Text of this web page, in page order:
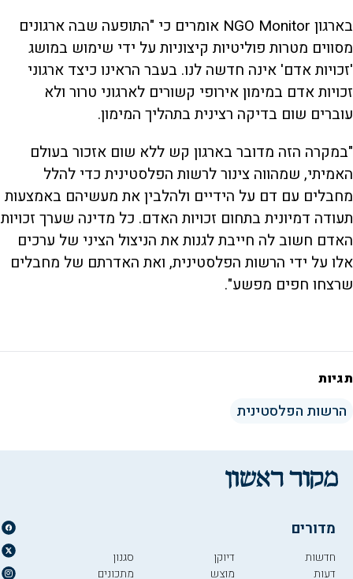
בארגון NGO Monitor אומרים כי "התופעה שבה ארגונים
מסווים מטרות פוליטיות קיצוניות על ידי שימוש במושג
'זכויות אדם' אינה חדשה לנו. בעבר הראינו כיצד ארגוני
זכויות אדם במימון אירופי קשורים לארגוני טרור ולא
עוברים שום בדיקה רצינית בתהליך המימון.
"במקרה הזה מדובר בארגון קש ללא שום אזכור בעולם
האמיתי, שמהווה צינור לרשות הפלסטינית כדי להלל
מחבלים עם דם על הידיים ולהלבין את מעשיהם באמצעות
תעודה דמיונית בתחום זכויות האדם. כל מדינה שערך זכויות
האדם חשוב לה חייבת לגנות את הניצול הציני של ערכים
אלו על ידי הרשות הפלסטינית, ואת האדרתם של מחבלים
שרצחו חפים מפשע".
תגיות
הרשות הפלסטינית
מדורים
חדשות
דעות
דיוקן
מוצש
סגנון
מתכונים